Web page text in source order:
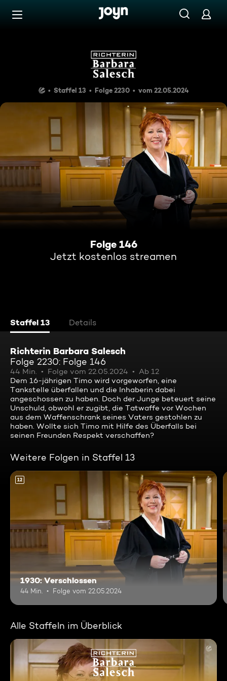
Zum Inhalt springen
Folge 146
Staffel 13 Folge 2230 vom 22.05.2024
Folge 146
Jetzt kostenlos streamen
Staffel 13 Details
Richterin Barbara Salesch
Folge 2230: Folge 146
44 Min. Folge vom 22.05.2024
Ab 12
Dem 16-jährigen Timo wird vorgeworfen, eine
Tankstelle überfallen und die Inhaberin dabei
angeschossen zu haben. Doch der Junge beteuert seine
Unschuld, obwohl er zugibt, die Tatwaffe vor Wochen
aus dem Waffenschrank seines Vaters gestohlen zu
haben. Wollte sich Timo mit Hilfe des Überfalls bei
seinen Freunden Respekt verschaffen?
Weitere Folgen in Staffel 13
12
1930: Verschlossen
44 Min. Folge vom 22.05.2024
Alle Staffeln im Überblick